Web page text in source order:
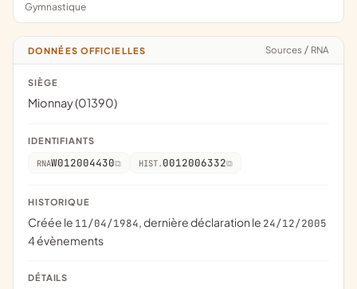
Gymnastique
DONNÉES OFFICIELLES Sources / RNA
SIÈGE
Mionnay (01390)
IDENTIFIANTS
RNAW012004430 HIST. 0012006332
HISTORIQUE
Créée le 11/04/1984, dernière déclaration le 24/12/2005
4 évènements
DÉTAILS